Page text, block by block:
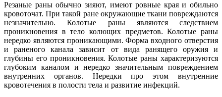
Резаные раны обычно зияют, имеют ровные края и обильно
кровоточат. При такой ране окружающие ткани повреждаются
незначительно. Колотые раны являются следствием
проникновения в тело колющих предметов. Колотые раны
нередко являются проникающими. Форма входного отверстия
и раненого канала зависит от вида ранящего оружия и
глубины его проникновения. Колотые раны характеризуются
глубоким каналом и нередко значительным повреждением
внутренних органов. Нередки про этом внутренние
кровотечения в полости тела и развитие инфекций.